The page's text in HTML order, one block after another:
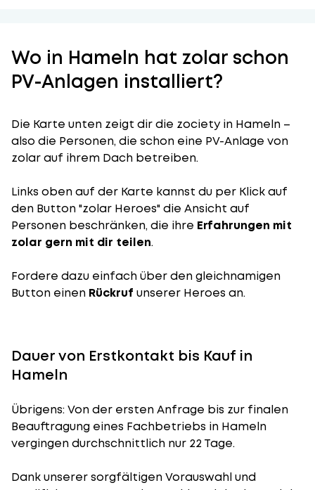
Wo in Hameln hat zolar schon
PV-Anlagen installiert?
Die Karte unten zeigt dir die zociety in Hameln –
also die Personen, die schon eine PV-Anlage von
zolar auf ihrem Dach betreiben.
Links oben auf der Karte kannst du per Klick auf
den Button "zolar Heroes" die Ansicht auf
Personen beschränken, die ihre Erfahrungen mit
zolar gern mit dir teilen.
Fordere dazu einfach über den gleichnamigen
Button einen Rückruf unserer Heroes an.
Dauer von Erstkontakt bis Kauf in
Hameln
Übrigens: Von der ersten Anfrage bis zur finalen
Beauftragung eines Fachbetriebs in Hameln
vergingen durchschnittlich nur 22 Tage.
Dank unserer sorgfältigen Vorauswahl und